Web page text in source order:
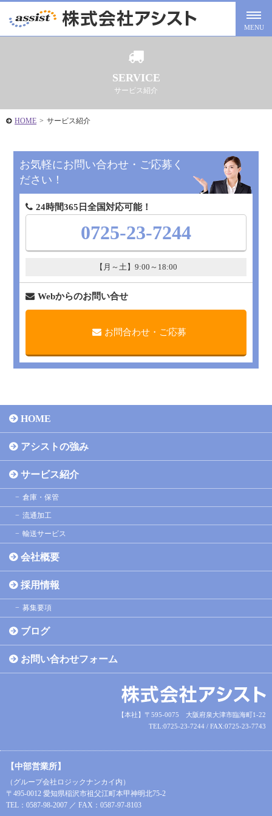
SERVICE
サービス紹介
HOME > サービス紹介
お気軽にお問い合わせ・ご応募く
ださい！
24時間365日全国対応可能！
0725-23-7244
【月～土】9:00～18:00
Webからのお問い合せ
お問合わせ・ご応募
HOME
アシストの強み
サービス紹介
倉庫・保管
流通加工
輸送サービス
会社概要
採用情報
募集要項
ブログ
お問い合わせフォーム
【本社】〒595-0075 大阪府泉大津市臨海町1-22
TEL:0725-23-7244 / FAX:0725-23-7743
【中部営業所】
（グループ会社ロジックナンカイ内）
〒495-0012 愛知県稲沢市祖父江町本甲神明北75-2
TEL：0587-98-2007 ／ FAX：0587-97-8103